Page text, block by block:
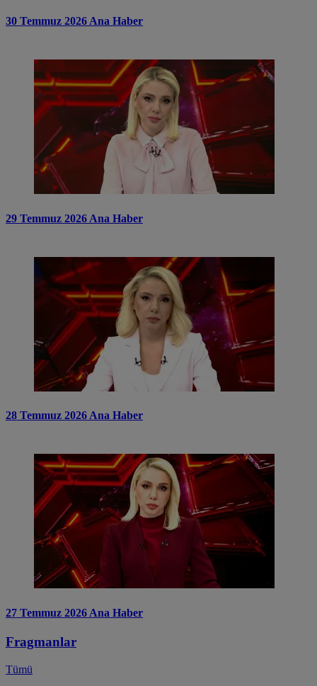
30 Temmuz 2026 Ana Haber
29 Temmuz 2026 Ana Haber
28 Temmuz 2026 Ana Haber
27 Temmuz 2026 Ana Haber
Fragmanlar
Tümü